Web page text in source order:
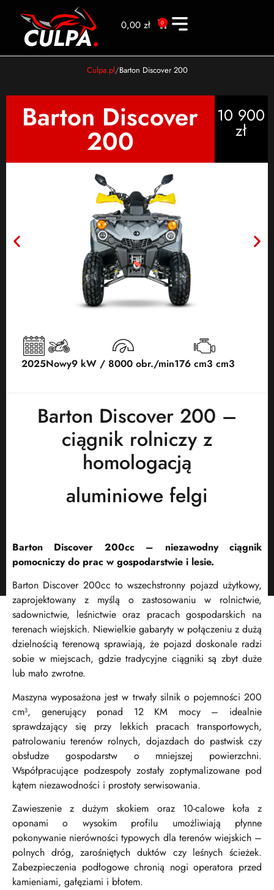
0,00 zł 0
Culpa.pl Barton Discover 200
Barton Discover
200
10 900
zł
2025Nowy9 kW / 8000 obr./min176 cm3 cm3
Barton Discover 200 –
ciągnik rolniczy z
homologacją
aluminiowe felgi
Barton Discover 200cc – niezawodny ciągnik
pomocniczy do prac w gospodarstwie i lesie.
Barton Discover 200cc to wszechstronny pojazd użytkowy,
zaprojektowany z myślą o zastosowaniu w rolnictwie,
sadownictwie, leśnictwie oraz pracach gospodarskich na
terenach wiejskich. Niewielkie gabaryty w połączeniu z dużą
dzielnością terenową sprawiają, że pojazd doskonale radzi
sobie w miejscach, gdzie tradycyjne ciągniki są zbyt duże
lub mało zwrotne.
Maszyna wyposażona jest w trwały silnik o pojemności 200
cm³, generujący ponad 12 KM mocy – idealnie
sprawdzający się przy lekkich pracach transportowych,
patrolowaniu terenów rolnych, dojazdach do pastwisk czy
obsłudze gospodarstw o mniejszej powierzchni.
Współpracujące podzespoły zostały zoptymalizowane pod
kątem niezawodności i prostoty serwisowania.
Zawieszenie z dużym skokiem oraz 10-calowe koła z
oponami o wysokim profilu umożliwiają płynne
pokonywanie nierówności typowych dla terenów wiejskich –
polnych dróg, zarośniętych duktów czy leśnych ścieżek.
Zabezpieczenia podłogowe chronią nogi operatora przed
kamieniami, gałęziami i błotem.